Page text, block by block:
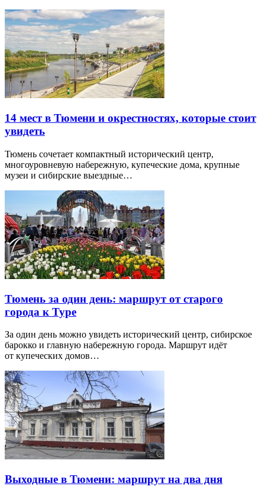
14 мест в Тюмени и окрестностях, которые стоит
увидеть
Тюмень сочетает компактный исторический центр,
многоуровневую набережную, купеческие дома, крупные
музеи и сибирские выездные…
Тюмень за один день: маршрут от старого
города к Туре
За один день можно увидеть исторический центр, сибирское
барокко и главную набережную города. Маршрут идёт
от купеческих домов…
Выходные в Тюмени: маршрут на два дня